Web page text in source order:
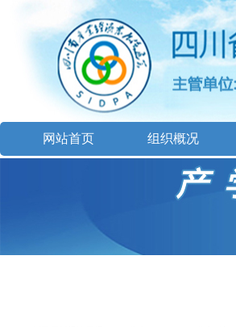
网站首页 组织概况